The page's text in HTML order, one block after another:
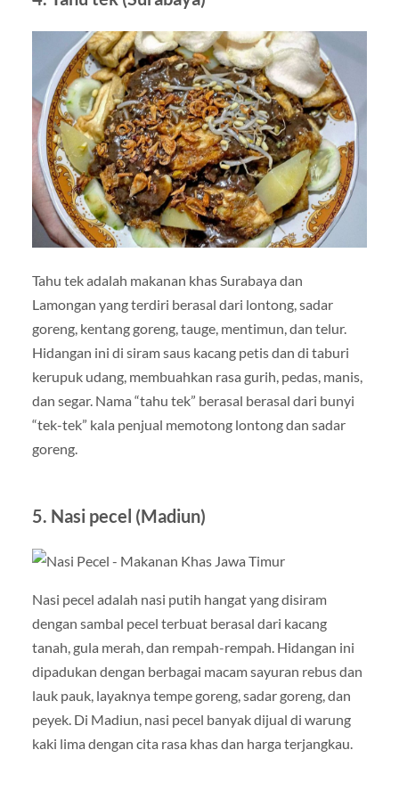
Tahu tek adalah makanan khas Surabaya dan
Lamongan yang terdiri berasal dari lontong, sadar
goreng, kentang goreng, tauge, mentimun, dan telur.
Hidangan ini di siram saus kacang petis dan di taburi
kerupuk udang, membuahkan rasa gurih, pedas, manis,
dan segar. Nama “tahu tek” berasal berasal dari bunyi
“tek-tek” kala penjual memotong lontong dan sadar
goreng.
5. Nasi pecel (Madiun)
Nasi pecel adalah nasi putih hangat yang disiram
dengan sambal pecel terbuat berasal dari kacang
tanah, gula merah, dan rempah-rempah. Hidangan ini
dipadukan dengan berbagai macam sayuran rebus dan
lauk pauk, layaknya tempe goreng, sadar goreng, dan
peyek. Di Madiun, nasi pecel banyak dijual di warung
kaki lima dengan cita rasa khas dan harga terjangkau.